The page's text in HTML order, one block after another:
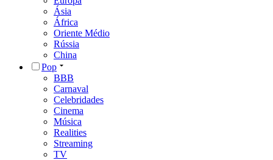
Ásia
África
Oriente Médio
Rússia
China
Pop
BBB
Carnaval
Celebridades
Cinema
Música
Realities
Streaming
TV